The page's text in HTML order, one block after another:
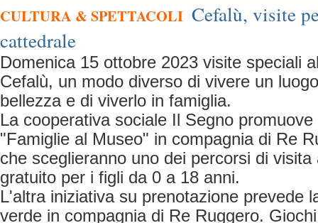
CULTURA & SPETTACOLI Cefalù, visite
cattedrale
Domenica 15 ottobre 2023 visite speciali
Cefalù, un modo diverso di vivere un
bellezza e di viverlo in famiglia.
La cooperativa sociale Il Segno
"Famiglie al Museo" in compagnia di Re
che sceglieranno uno dei percorsi di
gratuito per i figli da 0 a 18 anni.
L'altra iniziativa su prenotazione prevede
verde in compagnia di Re Ruggero.